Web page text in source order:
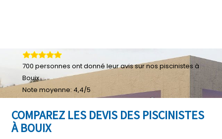
COMPAREZ LES DEVIS DES PISCINISTES
À BOUIX
700 personnes ont donné leuravis sur nos piscinistes à
Bouix
Note moyenne: 4,4/5